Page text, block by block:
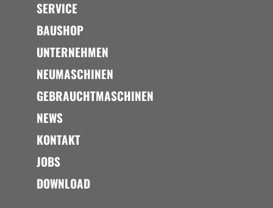
SERVICE
BAUSHOP
UNTERNEHMEN
NEUMASCHINEN
GEBRAUCHTMASCHINEN
NEWS
KONTAKT
JOBS
DOWNLOAD